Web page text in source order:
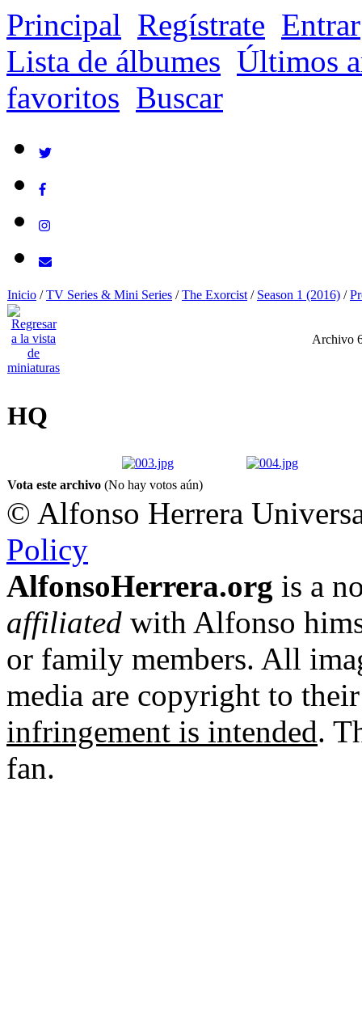
Principal Regístrate Entrar
Lista de álbumes Últimos
favoritos Buscar
Inicio /TV Series & Mini Series /The Exorcist / Season 1 (2016) /
Archivo
HQ
Vota este archivo (No hay votos aún)
© Alfonso Herrera
Policy
AlfonsoHerrera.org is a
affiliated with Alfonso
or family members. All
media are copyright to
infringement is intended.
fan.